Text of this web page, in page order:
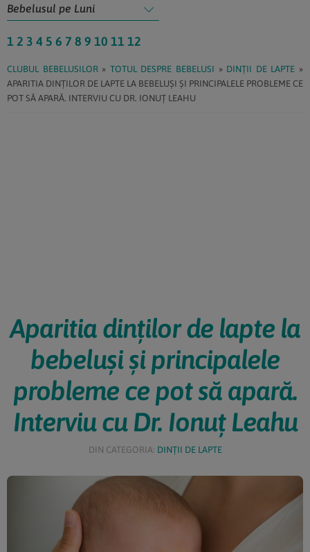
1 2 3 4 5 6 7 8 9 10 11 12
CLUBUL BEBELUSILOR» TOTUL DESPRE BEBELUSI » DINȚII DE LAPTE »
APARITIA DINȚILOR DE LAPTE LA BEBELUȘI ȘI PRINCIPALELE PROBLEME CE
POT SĂ APARĂ. INTERVIU CU DR. IONUȚ LEAHU
Aparitia dinților de lapte la
bebeluși și principalele
probleme ce pot să apară.
Interviu cu Dr. Ionuț Leahu
DIN CATEGORIA: DINȚII DE LAPTE